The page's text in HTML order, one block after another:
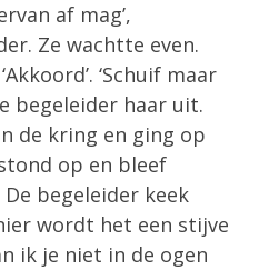
af mag’,
Ze wachtte even.
‘Schuif maar
begeleider haar uit.
de kring en ging op
op en bleef
begeleider keek
wordt het een stijve
ik je niet in de ogen